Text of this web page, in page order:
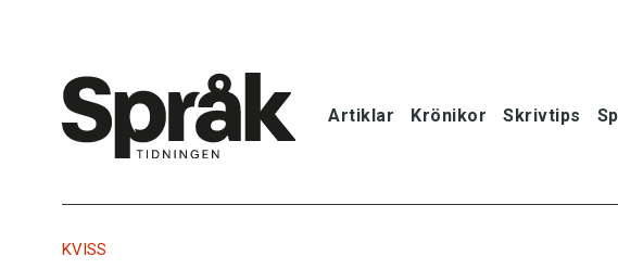
Artiklar Krönikor Skrivtips
KVISS